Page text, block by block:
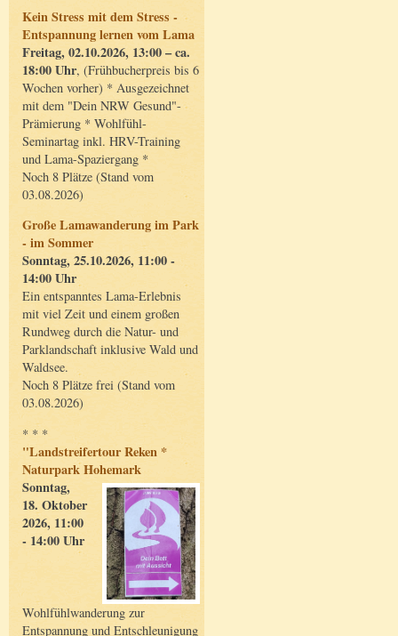
Kein Stress mit dem Stress -
Entspannung lernen vom Lama
Freitag, 02.10.2026, 13:00 – ca.
18:00 Uhr, (Frühbucherpreis bis 6
Wochen vorher) * Ausgezeichnet
mit dem "Dein NRW Gesund"-
Prämierung * Wohlfühl-
Seminartag inkl. HRV-Training
und Lama-Spaziergang *
Noch 8 Plätze (Stand vom
03.08.2026)
Große Lamawanderung im Park
- im Sommer
Sonntag, 25.10.2026, 11:00 -
14:00 Uhr
Ein entspanntes Lama-Erlebnis
mit viel Zeit und einem großen
Rundweg durch die Natur- und
Parklandschaft inklusive Wald und
Waldsee.
Noch 8 Plätze frei (Stand vom
03.08.2026)
* * *
"Landstreifertour Reken *
Naturpark Hohemark
Sonntag,
18. Oktober
2026, 11:00
- 14:00 Uhr
Wohlfühlwanderung zur
Entspannung und Entschleunigung